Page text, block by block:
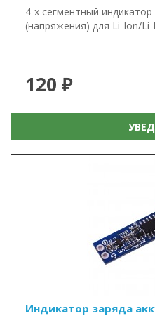
4-х сегментный
(напряжения) для Li-Ion/Li-
120 ₽
Индикатор заряда